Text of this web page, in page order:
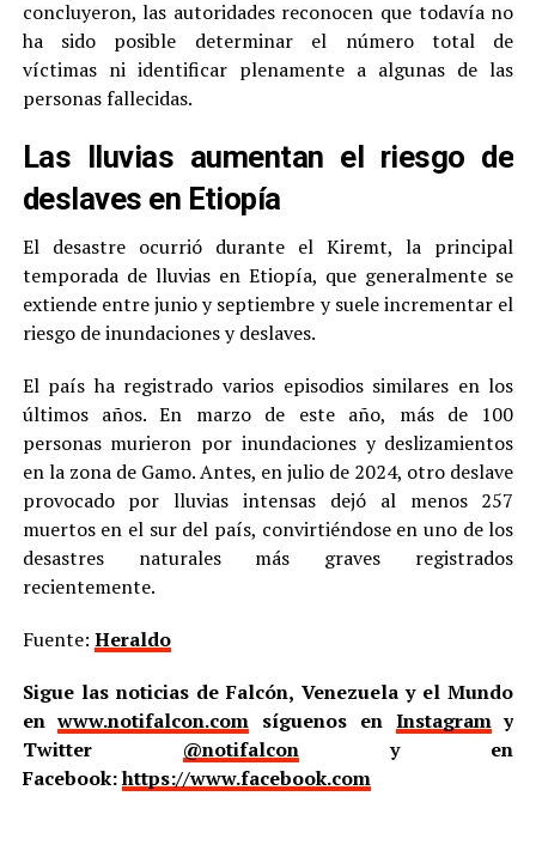
concluyeron, las autoridades reconocen que todavía no
ha sido posible determinar el número total de
víctimas ni identificar plenamente a algunas de las
personas fallecidas.
Las lluvias aumentan el riesgo de
deslaves en Etiopía
El desastre ocurrió durante el Kiremt, la principal
temporada de lluvias en Etiopía, que generalmente se
extiende entre junio y septiembre y suele incrementar el
riesgo de inundaciones y deslaves.
El país ha registrado varios episodios similares en los
últimos años. En marzo de este año, más de 100
personas murieron por inundaciones y deslizamientos
en la zona de Gamo. Antes, en julio de 2024, otro deslave
provocado por lluvias intensas dejó al menos 257
muertos en el sur del país, convirtiéndose en uno de los
desastres naturales más graves registrados
recientemente.
Fuente: Heraldo
Sigue las noticias de Falcón, Venezuela y el Mundo
enwww.notifalcon.com síguenos en Instagramy
Twitter @notifalcony en
Facebook:https://www.facebook.com